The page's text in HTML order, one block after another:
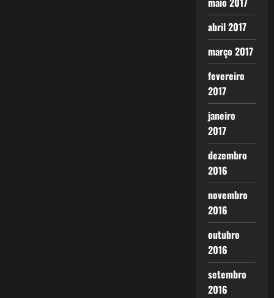
abril 2017
março 2017
fevereiro
2017
janeiro
2017
dezembro
2016
novembro
2016
outubro
2016
setembro
2016